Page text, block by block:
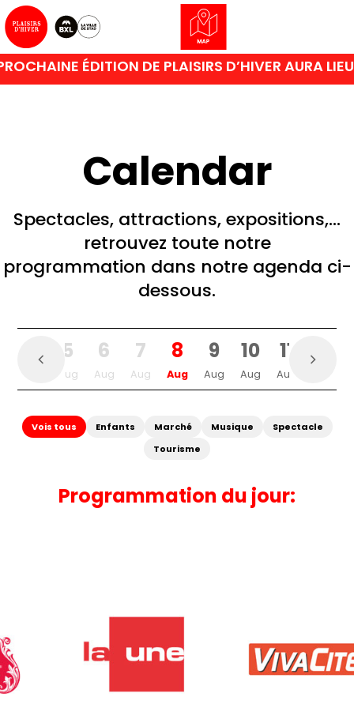
ÉDITION DE PLAISIRS D’HIVER AURA
Calendar
Spectacles, attractions, expositions,…
retrouvez toute notre
programmation dans notre agenda ci-
dessous.
5
Aug
6
Aug
7
Aug
8
Aug
9
Aug
10
Aug
11
Aug
12
Vois tous Enfants Marché Musique
Spectacle
Tourisme
Programmation du jour: